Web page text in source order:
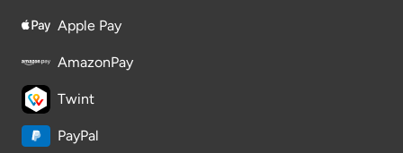
Apple Pay
AmazonPay
Twint
PayPal
Rügen
Saarbrücken
Salzgitter